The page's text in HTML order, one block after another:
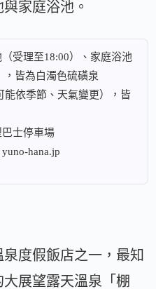
家庭浴池。
受理至18:00）、家庭浴池
，皆為白濁色硫磺泉
能依季節、天氣變更），皆
巴士停車場
yuno-hana.jp
度假飯店之一，最知
展望露天溫泉「棚